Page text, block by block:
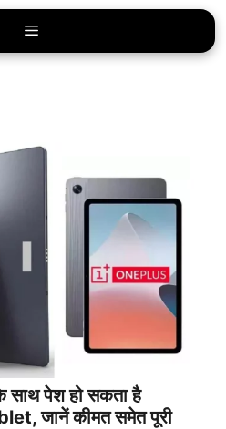
Menu
पेश हो सकता है
जानें कीमत समेत पूरी